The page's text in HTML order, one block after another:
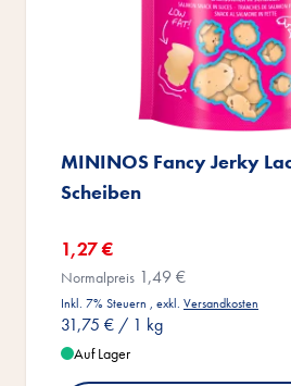
MININOS Fancy Jerky
Scheiben
Sonderangebot
1,27 €
Normalpreis 1,49 €
Inkl. 7% Steuern , exkl. Versandkosten
31,75 € / 1 kg
Auf Lager